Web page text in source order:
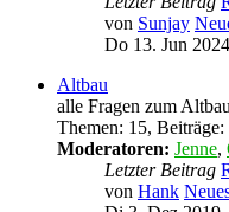
von Sunjay
Do 13. Jun
Altbau
alle Fragen zum Altbau
Themen: 15, Beiträge:
Moderatoren: Jenne,
Letzter Beitrag
von Hank